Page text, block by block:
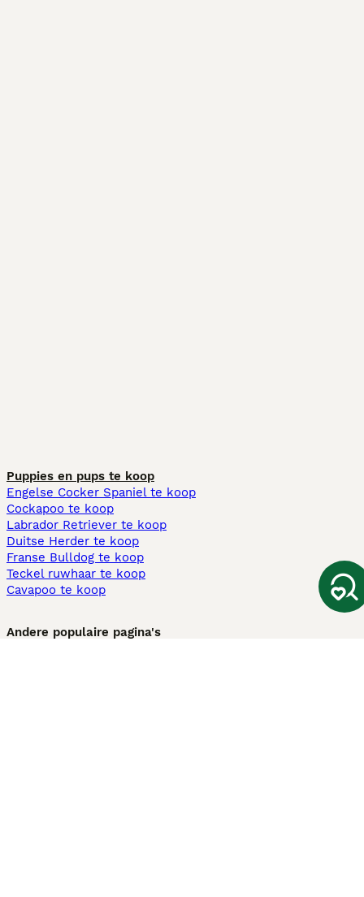
Puppies en pups te koop
Engelse Cocker Spaniel te koop
Cockapoo te koop
Labrador Retriever te koop
Duitse Herder te koop
Franse Bulldog te koop
Teckel ruwhaar te koop
Cavapoo te koop
Andere populaire pagina's